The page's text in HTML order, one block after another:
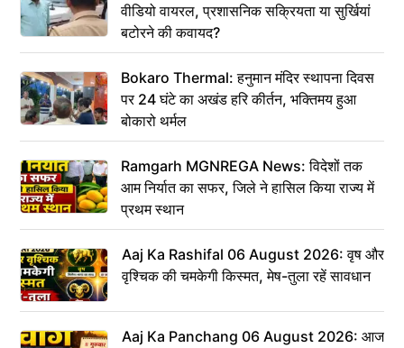
वीडियो वायरल, प्रशासनिक सक्रियता या सुर्खियां
बटोरने की कवायद?
Bokaro Thermal: हनुमान मंदिर स्थापना दिवस
पर 24 घंटे का अखंड हरि कीर्तन, भक्तिमय हुआ
बोकारो थर्मल
Ramgarh MGNREGA News: विदेशों तक
आम निर्यात का सफर, जिले ने हासिल किया राज्य में
प्रथम स्थान
Aaj Ka Rashifal 06 August 2026: वृष और
वृश्चिक की चमकेगी किस्मत, मेष-तुला रहें सावधान
Aaj Ka Panchang 06 August 2026: आज